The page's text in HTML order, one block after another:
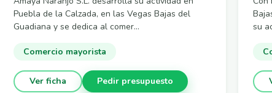
Puebla de la Calzada, en las Vegas Bajas del
Guadiana y se dedica al comer...
Comercio mayorista
Ver ficha Pedir presupuesto
su